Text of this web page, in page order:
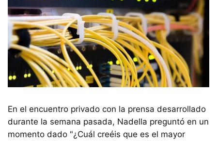
En el encuentro privado con la prensa desarrollado
durante la semana pasada, Nadella preguntó en un
momento dado "¿Cuál creéis que es el mayor